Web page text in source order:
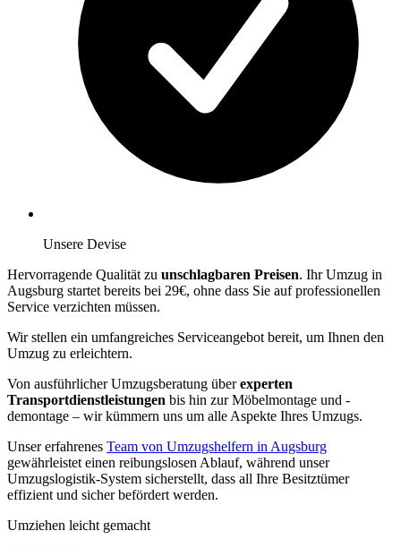
Unsere Devise
Hervorragende Qualität zu unschlagbaren Preisen. Ihr Umzug in
Augsburg startet bereits bei 29€, ohne dass Sie auf professionellen
Service verzichten müssen.
Wir stellen ein umfangreiches Serviceangebot bereit, um Ihnen den
Umzug zu erleichtern.
Von ausführlicher Umzugsberatung überexperten
Transportdienstleistungen bis hin zur Möbelmontage und -
demontage – wir kümmern uns um alle Aspekte Ihres Umzugs.
Unser erfahrenes Team von Umzugshelfern in Augsburg
gewährleistet einen reibungslosen Ablauf, während unser
Umzugslogistik-System sicherstellt, dass all Ihre Besitztümer
effizient und sicher befördert werden.
Umziehen leicht gemacht